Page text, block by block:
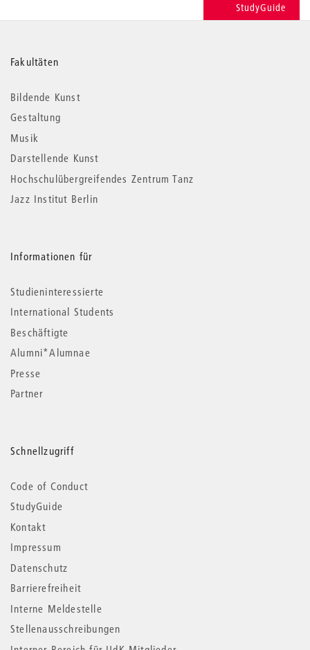
StudyGuide
Weitere
Informationen
Fakultäten
Bildende Kunst
Gestaltung
Musik
Darstellende Kunst
Hochschulübergreifendes Zentrum Tanz
Jazz Institut Berlin
Informationen für
Studieninteressierte
International Students
Beschäftigte
Alumni*Alumnae
Presse
Partner
Schnellzugriff
Code of Conduct
StudyGuide
Kontakt
Impressum
Datenschutz
Barrierefreiheit
Interne Meldestelle
Stellenausschreibungen